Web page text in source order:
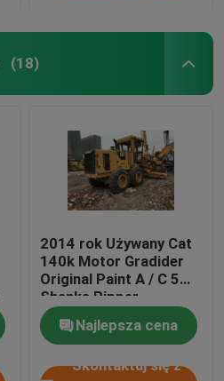
(18)
2014 rok Używany Cat
140k Motor Gradider
Original Paint A / C 5
Shanks Ripper
Najlepsza cena
Skontaktuj się z